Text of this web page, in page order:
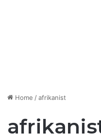
Home /afrikanist